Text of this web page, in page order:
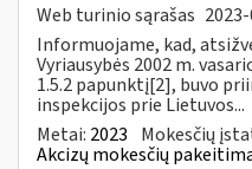
Web turinio sąrašas
Informuojame, kad,
Vyriausybės 2002 m.
1.5.2 papunktį[2], buvo
inspekcijos prie Lietuvos...
Metai: 2023 Mokesčių
Akcizų mokesčių